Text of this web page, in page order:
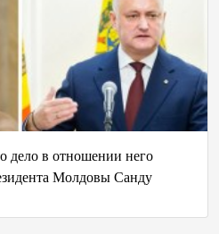
дело в отношении него
Молдовы Санду